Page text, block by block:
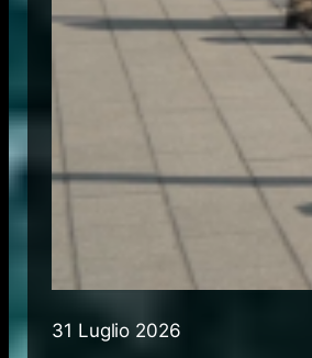
31 Luglio 2026